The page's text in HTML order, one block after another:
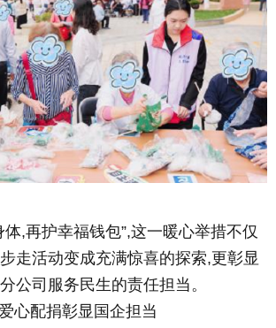
体,再护幸福钱包”,这一暖心举措不仅
走活动变成充满惊喜的探索,更彰显
公司服务民生的责任担当。
心配捐彰显国企担当